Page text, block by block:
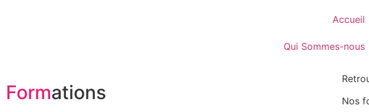
Accueil
Qui Sommes-nous
Formations
Nos